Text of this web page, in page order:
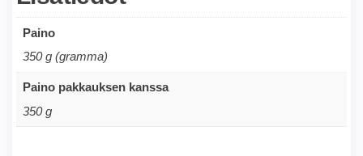
Paino
350 g (gramma)
Paino pakkauksen kanssa
350 g